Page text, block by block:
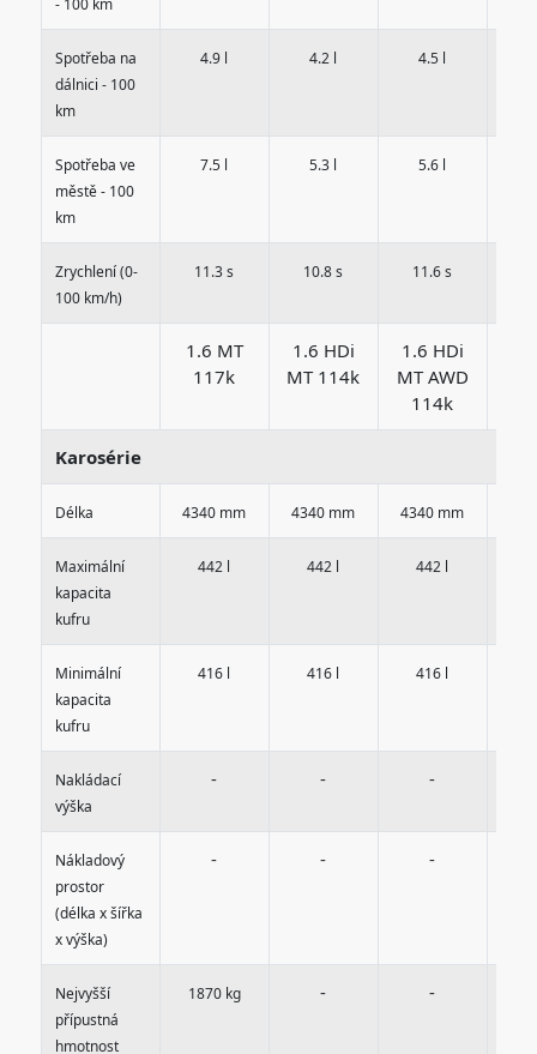
- 100 km
Spotřeba na
dálnici - 100
km
4.9 l 4.2 l 4.5 l
Spotřeba ve
městě - 100
km
7.5 l 5.3 l 5.6 l
Zrychlení (0-
100 km/h)
11.3 s 10.8 s 11.6 s
1.6 MT
117k
1.6 HDi
MT 114k
1.6 HDi
MT AWD
114k
Karosérie
Délka 4340 mm 4340 mm 4340 mm
Maximální
kapacita
kufru
442 l 442 l 442 l
Minimální
kapacita
kufru
416 l 416 l 416 l
Nakládací
výška
- - -
Nákladový
prostor
(délka x šířka
x výška)
- - -
Nejvyšší
přípustná
hmotnost
1870 kg - -